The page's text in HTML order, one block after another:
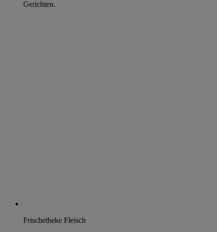
Gerichten.
Frischetheke Fleisch